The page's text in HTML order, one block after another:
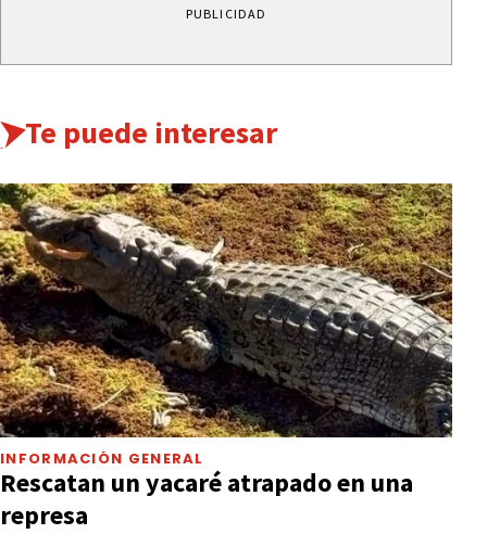
PUBLICIDAD
Te puede interesar
INFORMACIÓN GENERAL
Rescatan un yacaré atrapado en una
represa